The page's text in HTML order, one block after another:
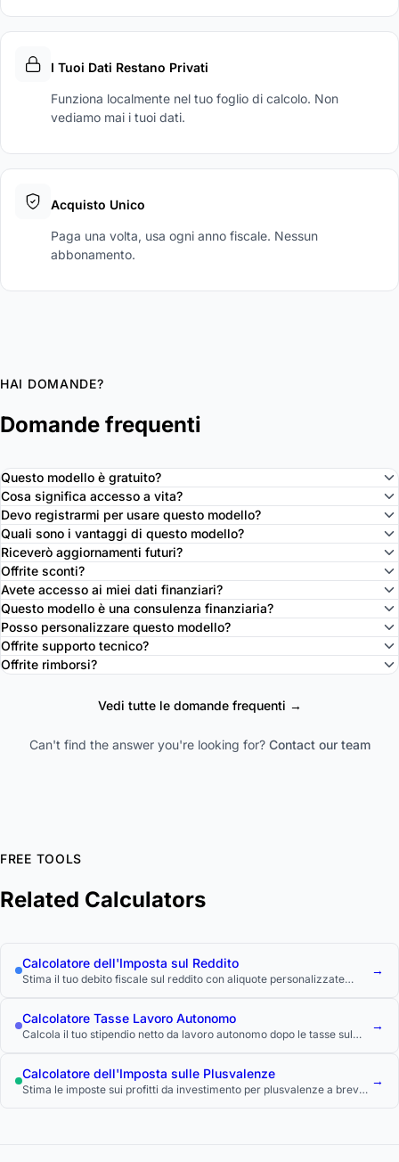
I Tuoi Dati Restano Privati
Funziona localmente nel tuo foglio di calcolo. Non
vediamo mai i tuoi dati.
Acquisto Unico
Paga una volta, usa ogni anno fiscale. Nessun
abbonamento.
HAI DOMANDE?
Domande frequenti
Questo modello è gratuito?
Cosa significa accesso a vita?
Devo registrarmi per usare questo modello?
Quali sono i vantaggi di questo modello?
Riceverò aggiornamenti futuri?
Offrite sconti?
Avete accesso ai miei dati finanziari?
Questo modello è una consulenza finanziaria?
Posso personalizzare questo modello?
Offrite supporto tecnico?
Offrite rimborsi?
Vedi tutte le domande frequenti →
Can't find the answer you're looking for? Contact our team
FREE TOOLS
Related Calculators
Calcolatore dell'Imposta sul Reddito
Stima il tuo debito fiscale sul reddito con aliquote personalizzate
→
Calcolatore Tasse Lavoro Autonomo
Calcola il tuo stipendio netto da lavoro autonomo dopo le tasse sul
→
Calcolatore dell'Imposta sulle Plusvalenze
Stima le imposte sui profitti da investimento per plusvalenze a breve
→